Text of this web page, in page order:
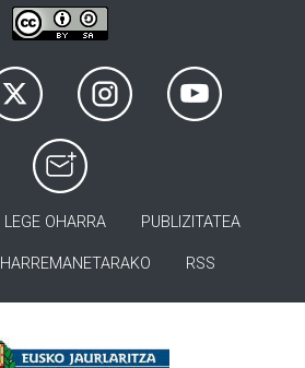
LEGE OHARRA PUBLIZITATEA
HARREMANETARAKO RSS